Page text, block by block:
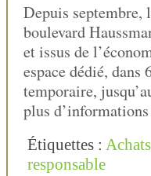
Depuis septembre,
boulevard
et issus de
espace dédié, dans
temporaire,
plus
Étiquettes :
responsable